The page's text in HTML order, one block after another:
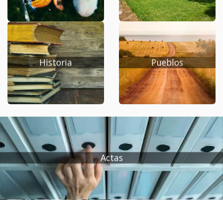
Historia Pueblos
Actas